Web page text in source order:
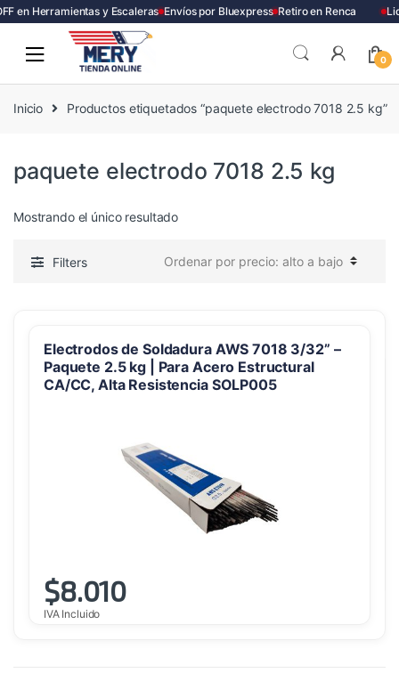
en Herramientas y Escaleras Envíos por Bluexpress Retiro en Renca
0
Inicio Productos etiquetados “paquete electrodo 7018 2.5 kg”
paquete electrodo 7018 2.5 kg
Mostrando el único resultado
Filters
Electrodos de Soldadura AWS 7018 3/32” –
Paquete 2.5 kg | Para Acero Estructural
CA/CC, Alta Resistencia SOLP005
$8.010
IVA Incluido